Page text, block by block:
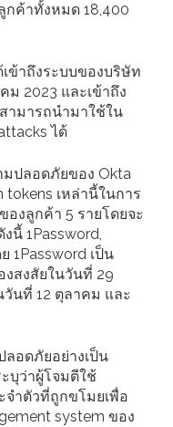
กค้าทั้งหมด 18,400
ข้าถึงระบบของบริษัท
ม 2023 และเข้าถึง
ามารถนำมาใช้ใน
ได้
มปลอดภัยของ Okta
tokens เหล่านี้ในการ
งลูกค้า 5 รายโดยจะ
นี้ 1Password,
1Password เป็น
สงสัยในวันที่ 29
นที่ 12 ตุลาคม และ
ลอดภัยอย่างเป็น
บุว่าผู้โจมตีใช้
จำตัวที่ถูกขโมยเพื่อ
system ของ